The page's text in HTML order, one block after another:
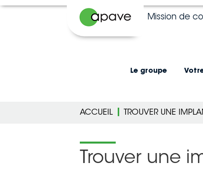
Mission de
Le groupe
ACCUEIL TROUVER UNE
Trouver une